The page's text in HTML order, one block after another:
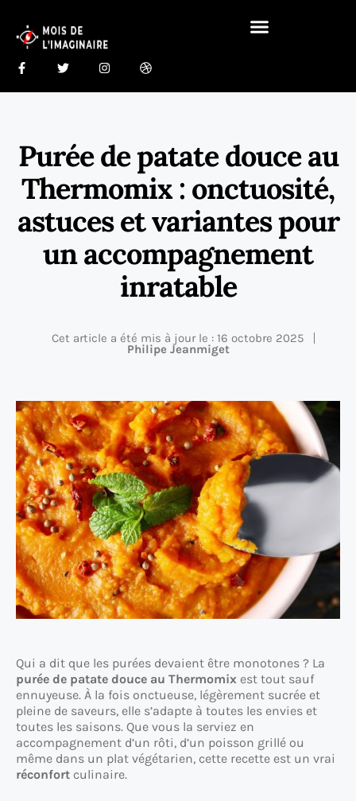
Purée de patate douce au
Thermomix : onctuosité,
astuces et variantes pour
un accompagnement
inratable
Cet article a été mis à jour le : 16 octobre 2025
Philipe Jeanmiget
Qui a dit que les purées devaient être monotones ? La
purée de patate douce au Thermomix est tout sauf
ennuyeuse. À la fois onctueuse, légèrement sucrée et
pleine de saveurs, elle s’adapte à toutes les envies et
toutes les saisons. Que vous la serviez en
accompagnement d’un rôti, d’un poisson grillé ou
même dans un plat végétarien, cette recette est un vrai
réconfort culinaire.